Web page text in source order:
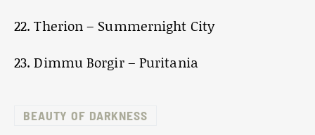
22. Therion – Summernight City
23. Dimmu Borgir – Puritania
BEAUTY OF DARKNESS